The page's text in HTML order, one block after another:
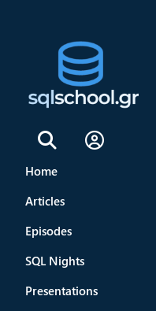
Sign In
Home
Articles
Episodes
SQL Nights
Presentations